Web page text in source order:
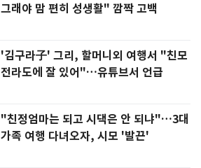
그래야 맘 편히 성생활" 깜짝 고백
'김구라子' 그리, 할머니외 여행서 "친모
전라도에 잘 있어"…유튜브서 언급
"친정엄마는 되고 시댁은 안 되냐"…3대
가족 여행 다녀오자, 시모 '발끈'